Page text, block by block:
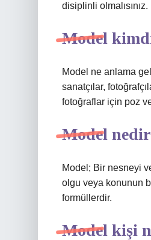
disiplinli
Model
Model ne anlama
sanatçılar,
fotoğraflar için poz
Model nedir
Model; Bir nesneyi
olgu veya konunun
formüllerdir.
Model kişi